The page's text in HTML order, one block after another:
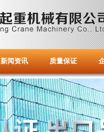
新闻资讯 质量保证